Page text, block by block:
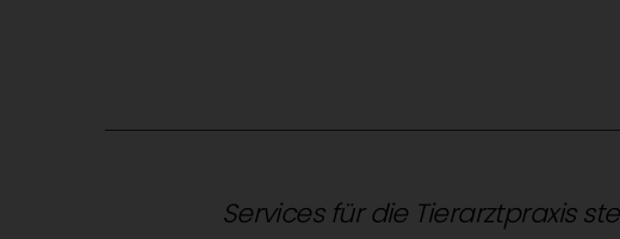
Services für die Tierarztpraxis